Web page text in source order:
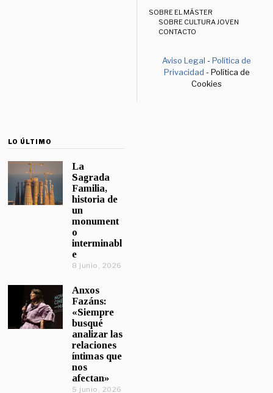
SOBRE EL MÁSTER
SOBRE CULTURA JOVEN
CONTACTO
Aviso Legal -Política de
Privacidad - Política de
Cookies
LO ÚLTIMO
La
Sagrada
Familia,
historia de
un
monument
o
interminabl
e
8 junio, 2026
Anxos
Fazáns:
«Siempre
busqué
analizar las
relaciones
íntimas que
nos
afectan»
5 junio, 2026